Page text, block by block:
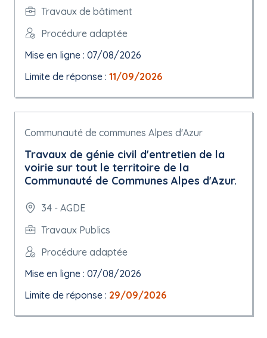
Travaux de bâtiment
Procédure adaptée
Mise en ligne : 07/08/2026
Limite de réponse : 11/09/2026
Communauté de communes Alpes d'Azur
Travaux de génie civil d'entretien de la
voirie sur tout le territoire de la
Communauté de Communes Alpes d'Azur.
34 - AGDE
Travaux Publics
Procédure adaptée
Mise en ligne : 07/08/2026
Limite de réponse : 29/09/2026